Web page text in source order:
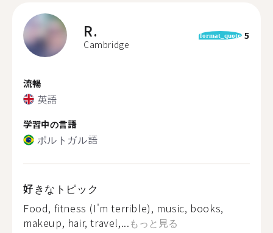
R.
Cambridge
format_quote 5
流暢
英語
学習中の言語
ポルトガル語
好きなトピック
Food, fitness (I'm terrible), music, books,
makeup, hair, travel,...もっと見る